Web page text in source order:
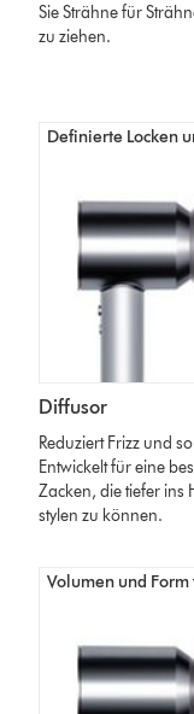
Sie Strähne für
zu ziehen.
Definierte Locken
Diffusor
Reduziert Frizz und
Entwickelt für eine
Zacken, die tiefer
stylen zu können.
Volumen und